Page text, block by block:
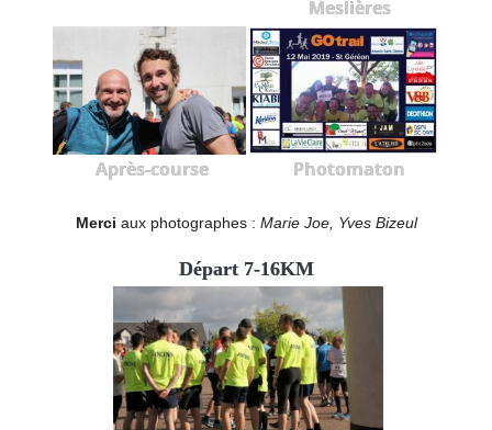
Meslières
Après-course Photomaton
Merci aux photographes : Marie Joe, Yves Bizeul
Départ 7-16KM